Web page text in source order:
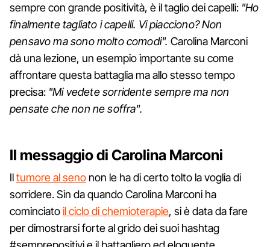
sempre con grande positività, è il taglio dei capelli: "Ho
finalmente tagliato i capelli. Vi piacciono? Non
pensavo ma sono molto comodi". Carolina Marconi
dà una lezione, un esempio importante su come
affrontare questa battaglia ma allo stesso tempo
precisa: "Mi vedete sorridente sempre ma non
pensate che non ne soffra".
Il messaggio di Carolina Marconi
Iltumore al seno non le ha di certo tolto la voglia di
sorridere. Sin da quando Carolina Marconi ha
cominciatoil ciclo di chemioterapie, si è data da fare
per dimostrarsi forte al grido dei suoi hashtag